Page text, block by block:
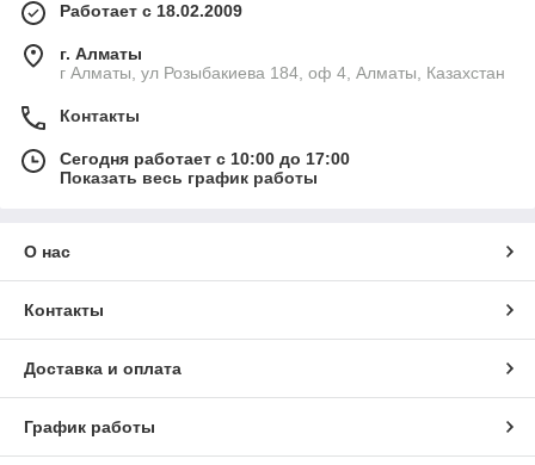
Работает с 18.02.2009
г. Алматы
г Алматы, ул Розыбакиева 184, оф 4, Алматы, Казахстан
Контакты
Сегодня работает с 10:00 до 17:00
Показать весь график работы
О нас
Контакты
Доставка и оплата
График работы